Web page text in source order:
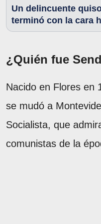
Un delincuente
terminó con la cara
¿Quién fue
Nacido en Flores en
se mudó a
Socialista, que
comunistas de la